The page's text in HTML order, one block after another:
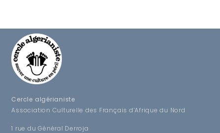
Cercle algérianiste
Association Culturelle des Français d’Afrique du Nord
1 rue du Général Derroja